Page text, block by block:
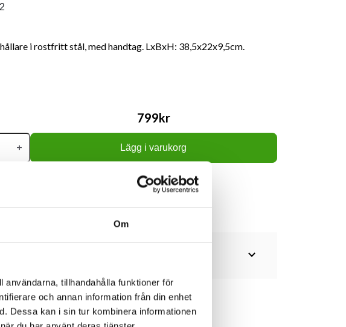
Om
tillhandahålla funktioner för
och annan information från din enhet
Dessa kan i sin tur kombinera informationen
i rostfritt stål, med handtag. LxBxH: 38,5x22x9,5cm.
add
799kr
Lägg i varukorg
expand_more